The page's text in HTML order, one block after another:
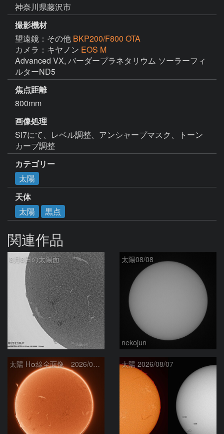
神奈川県藤沢市
撮影機材
望遠鏡：その他 BKP200/F800 OTA
カメラ：キヤノン EOS M
Advanced VX, バーダープラネタリウム ソーラーフィ
ルターND5
焦点距離
800mm
画像処理
SI7にて、レベル調整、アンシャープマスク、トーン
カーブ調整
カテゴリー
太陽
天体
太陽
黒点
関連作品
8月8日の太陽面
ta-o
太陽08/08
nekojun
太陽 Hα線全面像 2026/08/08 太陽 2026/08/07